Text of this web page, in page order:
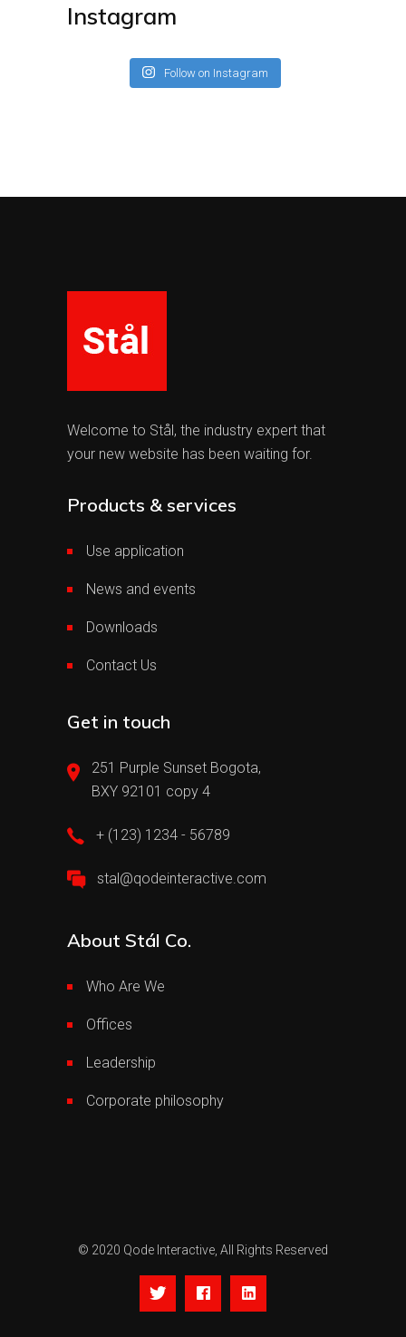
Instagram
Follow on Instagram
Welcome to Stål, the industry expert that
your new website has been waiting for.
Products & services
Use application
News and events
Downloads
Contact Us
Get in touch
251 Purple Sunset Bogota,
BXY 92101 copy 4
+ (123) 1234 - 56789
stal@qodeinteractive.com
About Stál Co.
Who Are We
Offices
Leadership
Corporate philosophy
© 2020 Qode Interactive, All Rights Reserved